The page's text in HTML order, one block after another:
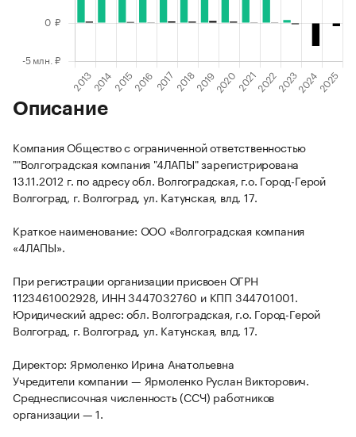
Описание
Компания Общество с ограниченной ответственностью
""Волгоградская компания "4ЛАПЫ" зарегистрирована
13.11.2012 г. по адресу обл. Волгоградская, г.о. Город-Герой
Волгоград, г. Волгоград, ул. Катунская, влд. 17.
Краткое наименование: ООО «Волгоградская компания
«4ЛАПЫ».
При регистрации организации присвоен ОГРН
1123461002928, ИНН 3447032760 и КПП 344701001.
Юридический адрес: обл. Волгоградская, г.о. Город-Герой
Волгоград, г. Волгоград, ул. Катунская, влд. 17.
Директор: Ярмоленко Ирина Анатольевна
Учредители компании — Ярмоленко Руслан Викторович.
Среднесписочная численность (ССЧ) работников
организации — 1.